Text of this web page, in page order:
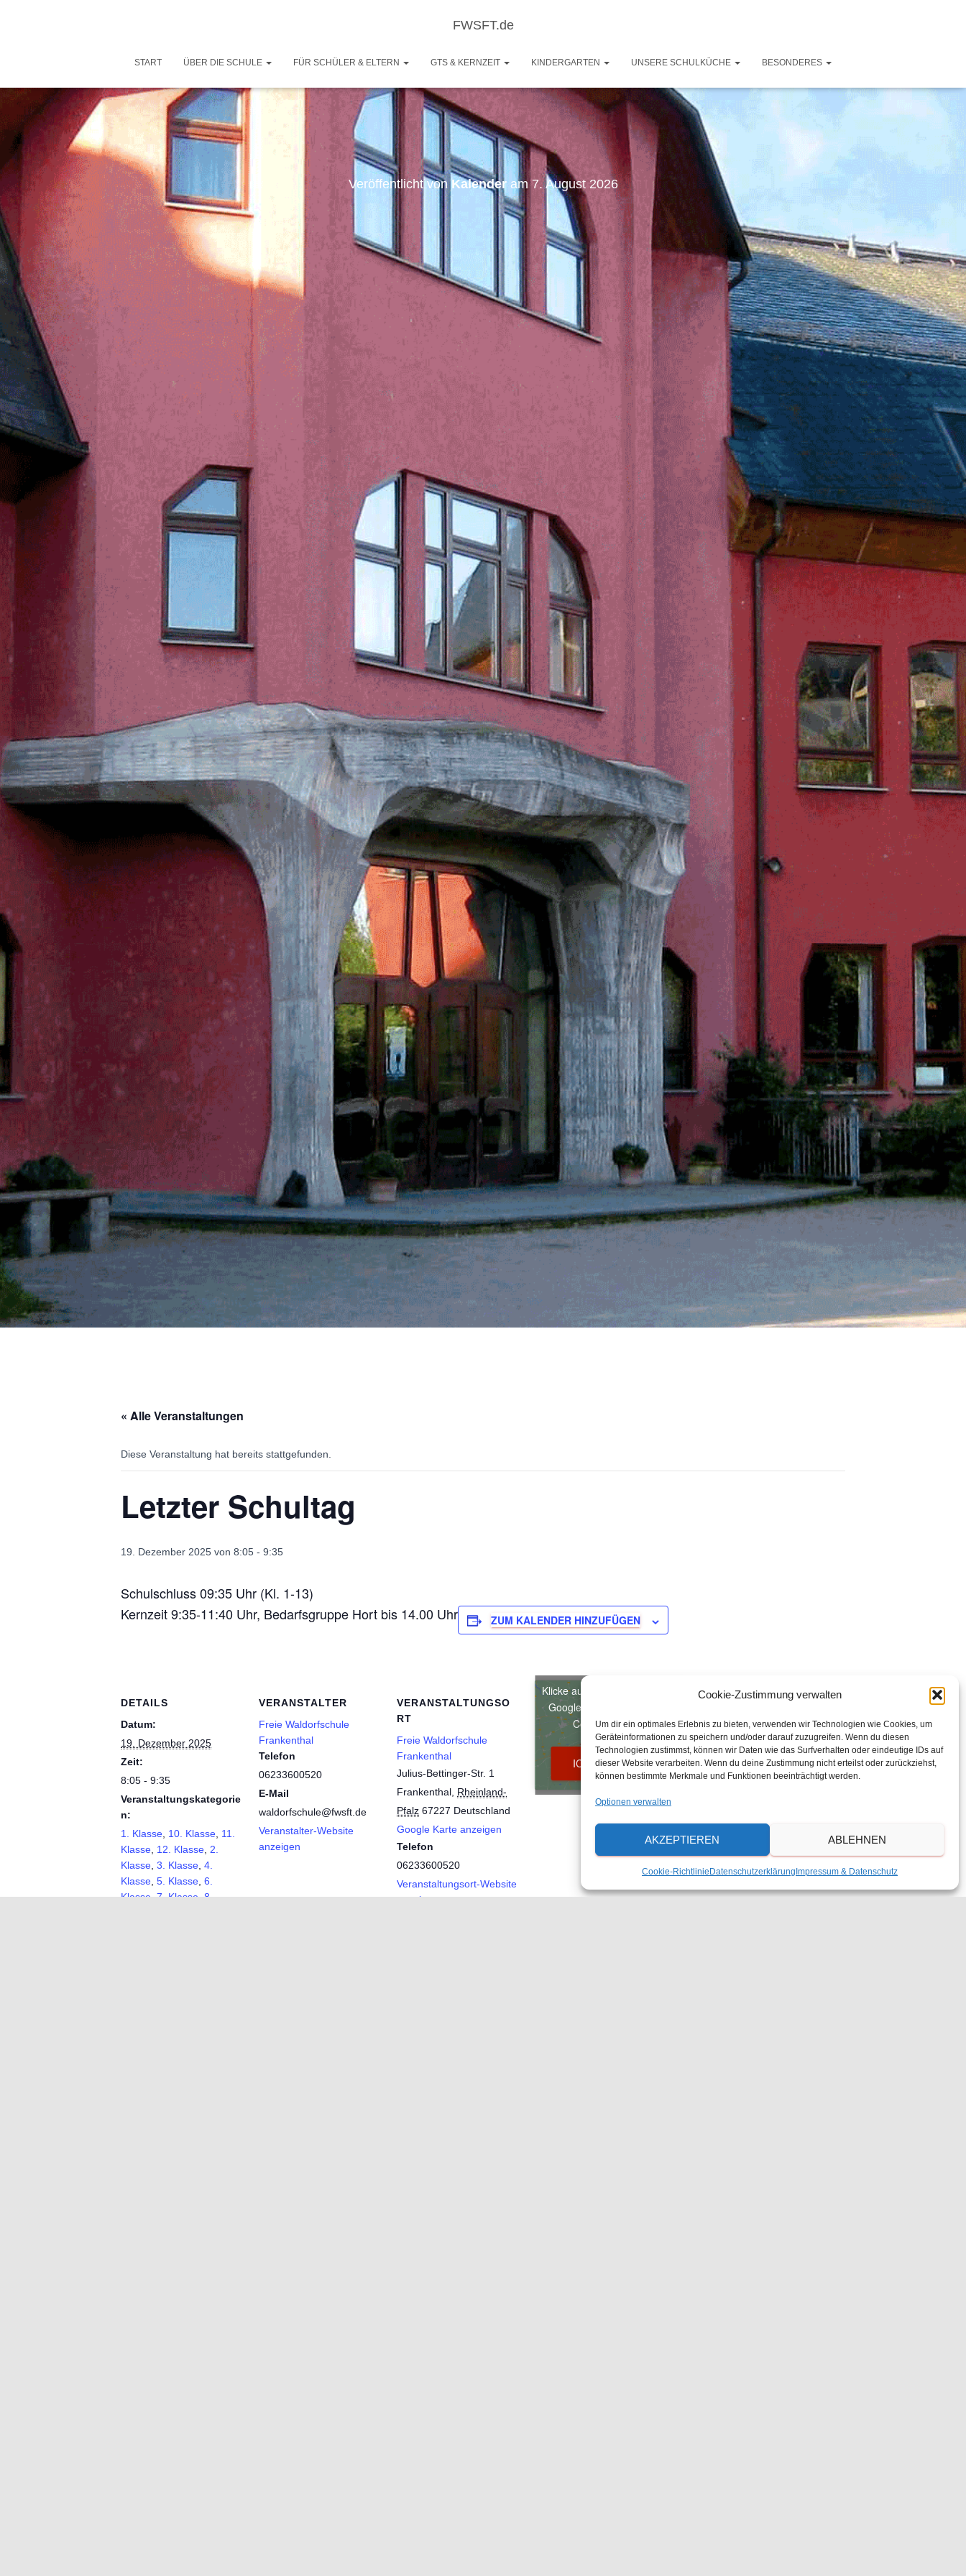
Cookie-Zustimmung verwalten
Um dir ein optimales Erlebnis zu bieten, verwenden wir Technologien wie Cookies, um
Geräteinformationen zu speichern und/oder darauf zuzugreifen. Wenn du diesen
Technologien zustimmst, können wir Daten wie das Surfverhalten oder eindeutige IDs auf
dieser Website verarbeiten. Wenn du deine Zustimmung nicht erteilst oder zurückziehst,
können bestimmte Merkmale und Funktionen beeinträchtigt werden.
Optionen verwalten
AKZEPTIEREN ABLEHNEN
Cookie-Richtlinie Datenschutzerklärung Impressum & Datenschutz
FWSFT.de
START ÜBER DIE SCHULE FÜR SCHÜLER & ELTERN GTS & KERNZEIT KINDERGARTEN UNSERE SCHULKÜCHE BESONDERES
Veröffentlicht vonKalenderam7. August 2026
« Alle Veranstaltungen
Diese Veranstaltung hat bereits stattgefunden.
Letzter Schultag
19. Dezember 2025 von 8:05 - 9:35
Schulschluss 09:35 Uhr (Kl. 1-13)
Kernzeit 9:35-11:40 Uhr, Bedarfsgruppe Hort bis 14.00 Uhr
ZUM KALENDER HINZUFÜGEN
DETAILS
Datum:
19. Dezember 2025
Zeit:
8:05 - 9:35
Veranstaltungskategorie
n:
1. Klasse, 10. Klasse, 11.
Klasse, 12. Klasse, 2.
Klasse, 3. Klasse, 4.
Klasse, 5. Klasse, 6.
Klasse,7. Klasse,8.
VERANSTALTER
Freie Waldorfschule
Frankenthal
Telefon
06233600520
E-Mail
waldorfschule@fwsft.de
Veranstalter-Website
anzeigen
VERANSTALTUNGSO
RT
Freie Waldorfschule
Frankenthal
Julius-Bettinger-Str. 1
Frankenthal, Rheinland-
Pfalz 67227 Deutschland
Google Karte anzeigen
Telefon
06233600520
Veranstaltungsort-Website
anzeigen
Klicke auf "Ich stimme zu", um
Google maps zu aktivieren
Cookie-Richtlinie
ICH STIMME ZU